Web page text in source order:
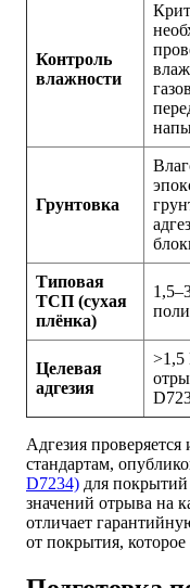
Контроль
влажности
Грунтовка
Типовая
ТСП (сухая
плёнка)
Целевая
адгезия
Адгезия
стандартам,
D7234) для
значений отрыва на
отличает
от покрытия,